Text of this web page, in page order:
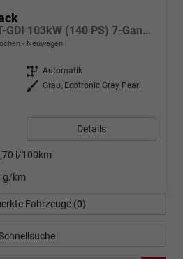
Family (Family) 1.5 T-GDI 103kW (140 PS) 7-Gang-DCT
Neuwagen
Getriebe Automatik
Außenfarbe
Grau, Ecotronic Gray Pearl
Details
l/100km
g/km
Fahrzeuge (0)